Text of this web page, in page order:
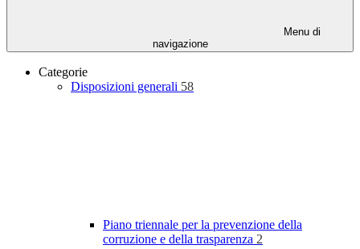
Menu di
navigazione
Categorie
Disposizioni generali 58
Piano triennale per la prevenzione della
corruzione e della trasparenza 2